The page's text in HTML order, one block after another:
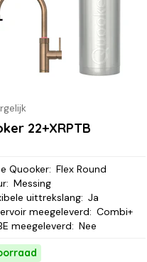
22+XRPTB
Quooker: Flex Round
: Messing
uittrekslang: Ja
meegeleverd: Combi+
meegeleverd: Nee